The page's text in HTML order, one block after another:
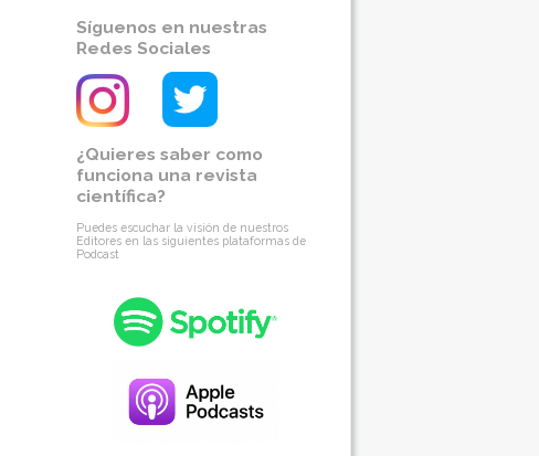
Síguenos en nuestras
Redes Sociales
¿Quieres saber como
funciona una revista
científica?
Puedes escuchar la visión de nuestros
Editores en las siguientes plataformas de
Podcast